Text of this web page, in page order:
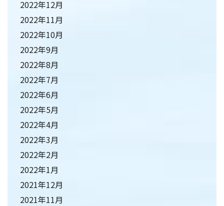
2022年12月
2022年11月
2022年10月
2022年9月
2022年8月
2022年7月
2022年6月
2022年5月
2022年4月
2022年3月
2022年2月
2022年1月
2021年12月
2021年11月